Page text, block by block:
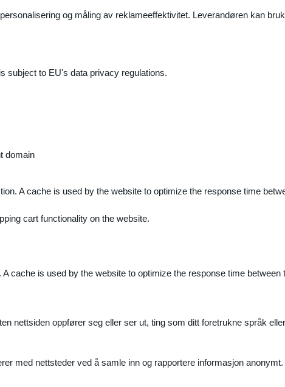
og måling av reklameeffektivitet. Leverandøren kan
subject to EU's data privacy regulations.
domain
A cache is used by the website to optimize the response time
cart functionality on the website.
cache is used by the website to optimize the response time
nettsiden oppfører seg eller ser ut, ting som ditt foretrukne språk
med nettsteder ved å samle inn og rapportere informasjon anonymt.